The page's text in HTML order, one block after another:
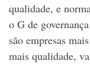
qualidade, e
o G de
são empresas
mais qualidade,